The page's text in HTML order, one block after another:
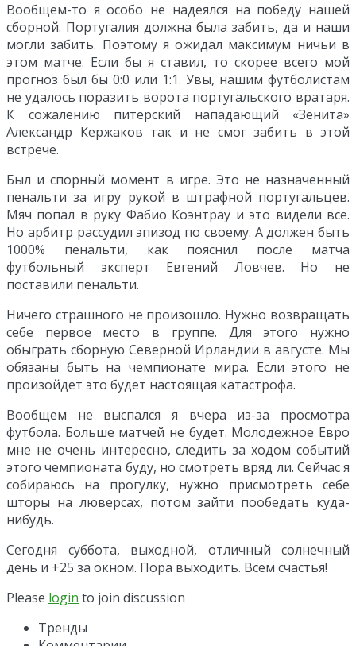
Вообщем-то я особо не надеялся на победу нашей
сборной. Португалия должна была забить, да и наши
могли забить. Поэтому я ожидал максимум ничьи в
этом матче. Если бы я ставил, то скорее всего мой
прогноз был бы 0:0 или 1:1. Увы, нашим футболистам
не удалось поразить ворота португальского вратаря.
К сожалению питерский нападающий «Зенита»
Александр Кержаков так и не смог забить в этой
встрече.
Был и спорный момент в игре. Это не назначенный
пенальти за игру рукой в штрафной португальцев.
Мяч попал в руку Фабио Коэнтрау и это видели все.
Но арбитр рассудил эпизод по своему. А должен быть
1000% пенальти, как пояснил после матча
футбольный эксперт Евгений Ловчев. Но не
поставили пенальти.
Ничего страшного не произошло. Нужно возвращать
себе первое место в группе. Для этого нужно
обыграть сборную Северной Ирландии в августе. Мы
обязаны быть на чемпионате мира. Если этого не
произойдет это будет настоящая катастрофа.
Вообщем не выспался я вчера из-за просмотра
футбола. Больше матчей не будет. Молодежное Евро
мне не очень интересно, следить за ходом событий
этого чемпионата буду, но смотреть вряд ли. Сейчас я
собираюсь на прогулку, нужно присмотреть себе
шторы на люверсах, потом зайти пообедать куда-
нибудь.
Сегодня суббота, выходной, отличный солнечный
день и +25 за окном. Пора выходить. Всем счастья!
Please login to join discussion
Тренды